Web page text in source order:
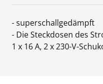
- superschallgedämpft
- Die Steckdosen des
1 x 16 A, 2 x 230-V-